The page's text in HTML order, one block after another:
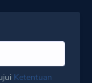
Ketentuan